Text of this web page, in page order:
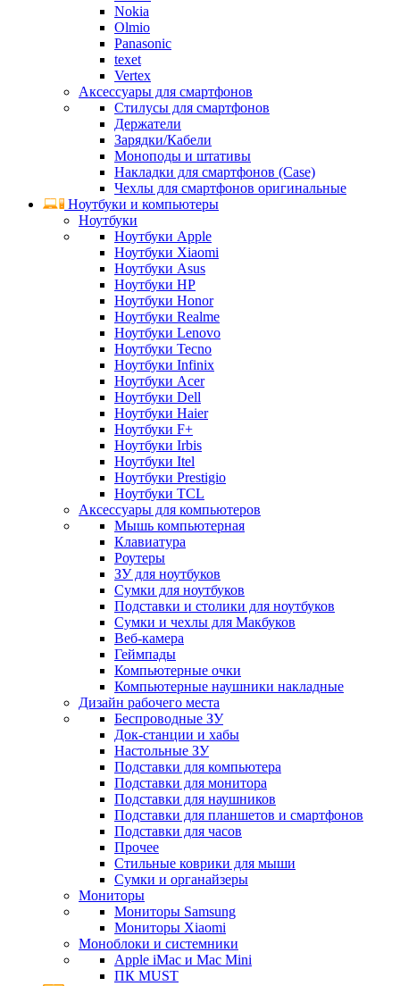
Nokia
Olmio
Panasonic
texet
Vertex
Аксессуары для смартфонов
Стилусы для смартфонов
Держатели
Зарядки/Кабели
Моноподы и штативы
Накладки для смартфонов (Case)
Чехлы для смартфонов оригинальные
Ноутбуки и компьютеры
Ноутбуки
Ноутбуки Apple
Ноутбуки Xiaomi
Ноутбуки Asus
Ноутбуки HP
Ноутбуки Honor
Ноутбуки Realme
Ноутбуки Lenovo
Ноутбуки Tecno
Ноутбуки Infinix
Ноутбуки Acer
Ноутбуки Dell
Ноутбуки Haier
Ноутбуки F+
Ноутбуки Irbis
Ноутбуки Itel
Ноутбуки Prestigio
Ноутбуки TCL
Аксессуары для компьютеров
Мышь компьютерная
Клавиатура
Роутеры
ЗУ для ноутбуков
Сумки для ноутбуков
Подставки и столики для ноутбуков
Сумки и чехлы для Макбуков
Веб-камера
Геймпады
Компьютерные очки
Компьютерные наушники накладные
Дизайн рабочего места
Беспроводные ЗУ
Док-станции и хабы
Настольные ЗУ
Подставки для компьютера
Подставки для монитора
Подставки для наушников
Подставки для планшетов и смартфонов
Подставки для часов
Прочее
Стильные коврики для мыши
Сумки и органайзеры
Мониторы
Мониторы Samsung
Мониторы Xiaomi
Моноблоки и системники
Apple iMac и Mac Mini
ПК MUST